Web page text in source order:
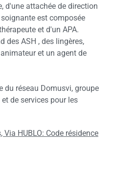
d'une attachée de direction
est composée
et d'un APA.
des ASH , des lingères,
et un agent de
du réseau Domusvi, groupe
de services pour les
HUBLO: Code résidence